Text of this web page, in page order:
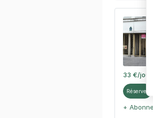
33 €/jour
Réserver
+